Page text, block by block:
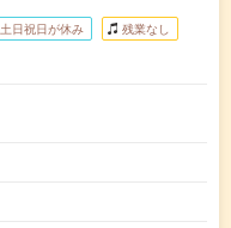
土日祝日が休み 残業なし